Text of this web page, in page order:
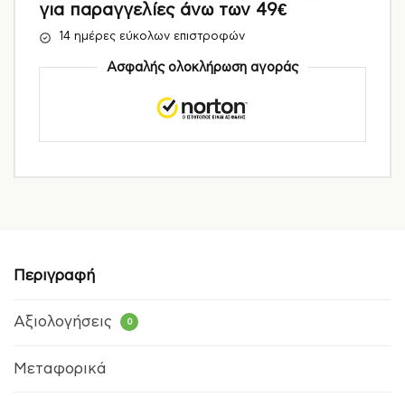
για παραγγελίες άνω των 49€
14 ημέρες εύκολων επιστροφών
Ασφαλής ολοκλήρωση αγοράς
Περιγραφή
Αξιολογήσεις 0
Μεταφορικά